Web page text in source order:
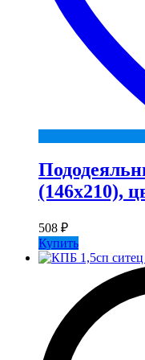
(146х210),
508 ₽
Купить